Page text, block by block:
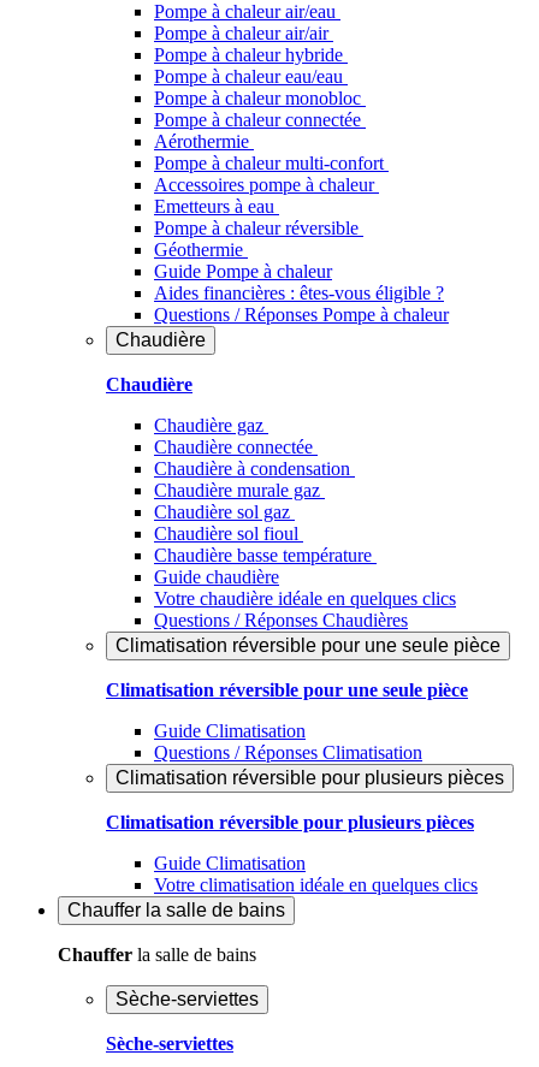
Pompe à chaleur air/eau
Pompe à chaleur air/air
Pompe à chaleur hybride
Pompe à chaleur​ eau/eau
Pompe à chaleur monobloc
Pompe à chaleur connectée
Aérothermie
Pompe à chaleur multi-confort
Accessoires pompe à chaleur
Emetteurs à eau
Pompe à chaleur réversible
Géothermie
Guide Pompe à chaleur
Aides financières : êtes-vous éligible ?
Questions / Réponses Pompe à chaleur
Chaudière
Chaudière
Chaudière gaz
Chaudière connectée
Chaudière à condensation
Chaudière murale gaz
Chaudière sol gaz
Chaudière sol fioul
Chaudière basse température
Guide chaudière
Votre chaudière idéale en quelques clics
Questions / Réponses Chaudières
Climatisation réversible pour une seule pièce
Climatisation réversible pour une seule pièce
Guide Climatisation
Questions / Réponses Climatisation
Climatisation réversible pour plusieurs pièces
Climatisation réversible pour plusieurs pièces
Guide Climatisation
Votre climatisation idéale en quelques clics
Chauffer la salle de bains
Chauffer la salle de bains
Sèche-serviettes
Sèche-serviettes